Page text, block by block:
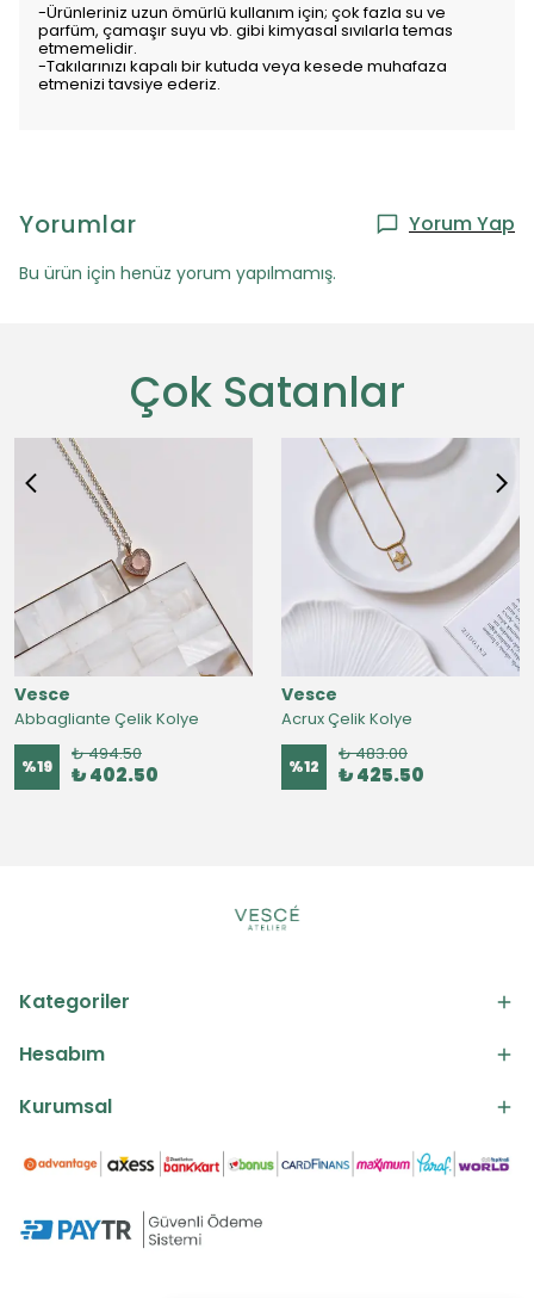
-Ürünleriniz uzun ömürlü kullanım için; çok fazla su ve
parfüm, çamaşır suyu vb. gibi kimyasal sıvılarla temas
etmemelidir.
-Takılarınızı kapalı bir kutuda veya kesede muhafaza
etmenizi tavsiye ederiz.
Yorumlar Yorum Yap
Bu ürün için henüz yorum yapılmamış.
Çok Satanlar
Vesce
Abbagliante Çelik Kolye
%19
₺ 494.50
₺ 402.50
Vesce
Acrux Çelik Kolye
%12
₺ 483.00
₺ 425.50
Kategoriler
Hesabım
Kurumsal